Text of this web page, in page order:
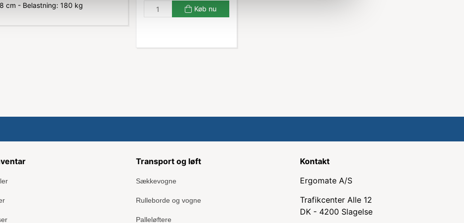
cm - Belastning: 180 kg Køb nu
Transport og løft
Sækkevogne
Rulleborde og vogne
Palleløftere
Kontakt
Ergomate A/S
Trafikcenter Alle 12
DK - 4200 Slagelse